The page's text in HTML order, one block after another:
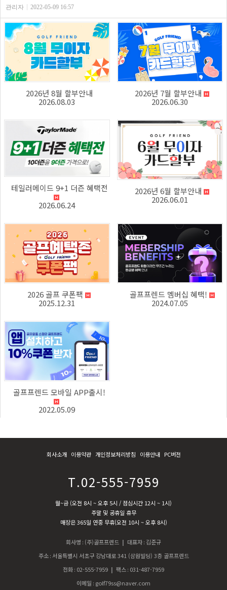
관리자 2022-05-09 16:57
2026년 8월 할부안내
2026.08.03
2026년 7월 할부안내
2026.06.30
테일러메이드 9+1 더즌 혜택전
2026.06.24
2026년 6월 할부안내
2026.06.01
2026 골프 쿠폰팩
2025.12.31
골프프렌드 멤버십 혜택!
2024.07.05
골프프렌드 모바일 APP출시!
2022.05.09
회사소개 이용약관 개인정보처리방침 이용안내 PC버전
T.02-555-7959
월~금 (오전 8시 ~ 오후 5시 / 점심시간 12시 ~ 1시)
주말 및 공휴일 휴무
매장은 365일 연중 무휴(오전 10시 ~ 오후 8시)
회사명 : (주)골프프렌드 | 대표자: 김준규
주소 : 서울특별시 서초구 강남대로 341 (삼원빌딩) 3층 골프프렌드
전화: 02-555-7959 | 팩스: 031-487-7959
이메일 : golf79ss@naver.com